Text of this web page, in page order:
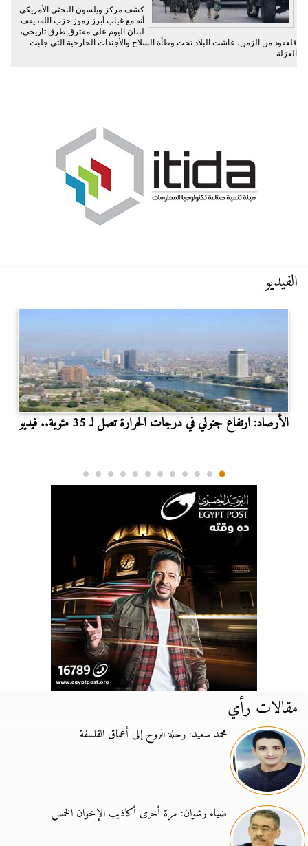
كشف مركز ويلسون البحثي الأمريكي
أنه مع غياب أبرز رموز حزب الله، يقف
لبنان اليوم على مفترق طرق تاريخي،
فلعقود من الزمن، عاشت البلاد تحت وطأة السلاح والأجندات الخارجية التي جلبت
العزلة...
الفيديو
الأرصاد: ارتفاع جنوني في درجات الحرارة تصل لـ 35 مئوية.. فيديو
مقالات رأي
محمد سعيد: رحلة الروح إلى أعماق الفلسفة
ضياء رشوان: مرة أخرى أكاذيب الإخوان الخمس